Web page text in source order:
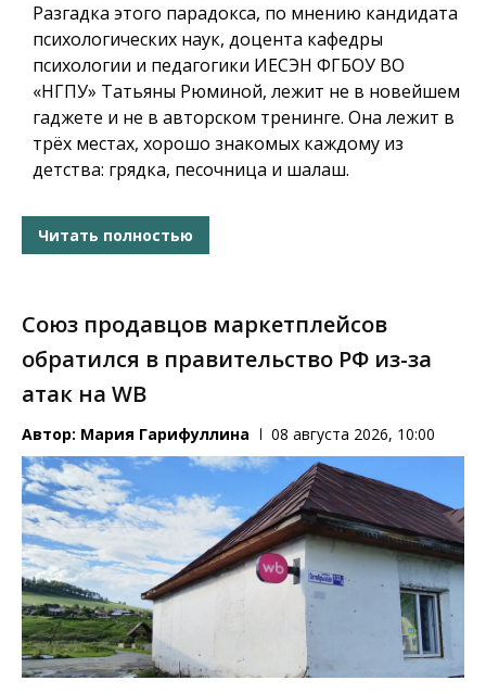
Разгадка этого парадокса, по мнению кандидата
психологических наук, доцента кафедры
психологии и педагогики ИЕСЭН ФГБОУ ВО
«НГПУ» Татьяны Рюминой, лежит не в новейшем
гаджете и не в авторском тренинге. Она лежит в
трёх местах, хорошо знакомых каждому из
детства: грядка, песочница и шалаш.
Читать полностью
Союз продавцов маркетплейсов
обратился в правительство РФ из-за
атак на WB
Автор: Мария Гарифуллина 08 августа 2026, 10:00